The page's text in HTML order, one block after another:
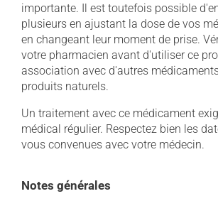
importante. Il est toutefois possible
plusieurs en ajustant la dose de vos
en changeant leur moment de prise.
votre pharmacien avant d'utiliser ce
association avec d'autres
produits naturels.
Un traitement avec ce médicament
médical régulier. Respectez bien les
vous convenues avec votre médecin.
Notes générales